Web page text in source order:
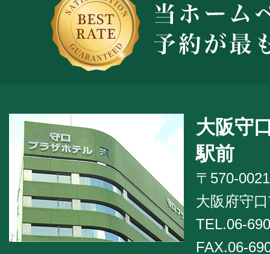
大阪守
駅前
〒570-0021
大阪府守
TEL.06-
FAX.06-